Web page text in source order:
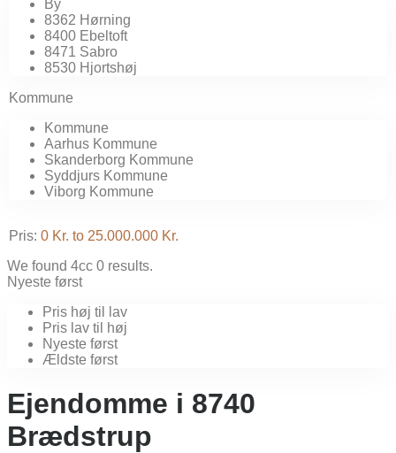
By
8362 Hørning
8400 Ebeltoft
8471 Sabro
8530 Hjortshøj
Kommune
Kommune
Aarhus Kommune
Skanderborg Kommune
Syddjurs Kommune
Viborg Kommune
Pris: 0 Kr. to 25.000.000 Kr.
We found 4cc 0 results.
Nyeste først
Pris høj til lav
Pris lav til høj
Nyeste først
Ældste først
Ejendomme i 8740
Brædstrup